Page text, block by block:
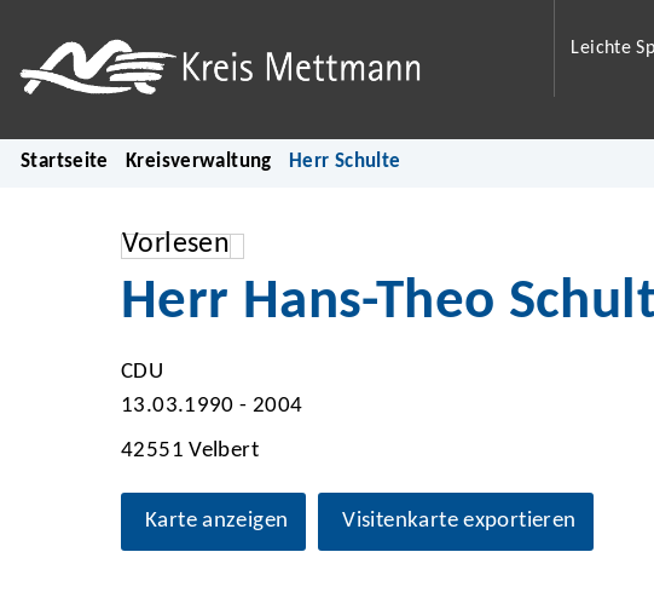
Leichte
Startseite Kreisverwaltung Herr Schulte
Vorlesen
Herr Hans-Theo
CDU
13.03.1990 - 2004
42551 Velbert
Karte anzeigen Visitenkarte exportieren